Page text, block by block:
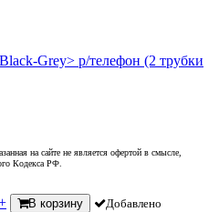
Grey> р/телефон (2 трубки
на сайте не является офертой в смысле,
Кодекса РФ.
В корзину Добавлено